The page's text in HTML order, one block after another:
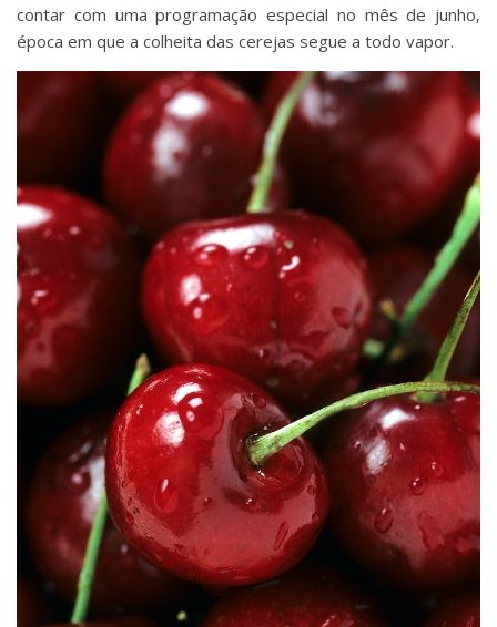
contar com uma programação especial no mês de junho,
época em que a colheita das cerejas segue a todo vapor.